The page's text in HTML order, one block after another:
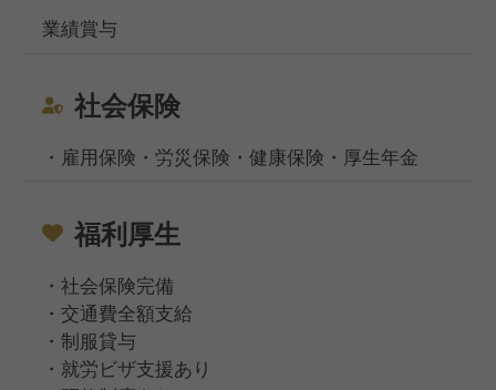
業績賞与
社会保険
・雇用保険・労災保険・健康保険・厚生年金
福利厚生
・社会保険完備
・交通費全額支給
・制服貸与
・就労ビザ支援あり